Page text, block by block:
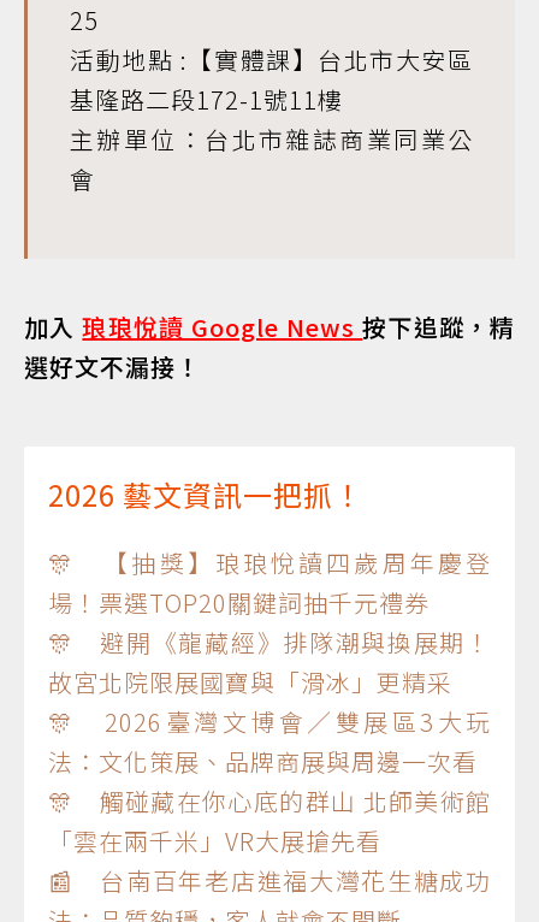
25
活動地點 :【實體課】台北市大安區
基隆路二段172-1號11樓
主辦單位：台北市雜誌商業同業公
會
加入琅琅悅讀 Google News按下追蹤，精
選好文不漏接！
2026 藝文資訊一把抓！
🎊 【抽獎】琅琅悅讀四歲周年慶登
場！票選TOP20關鍵詞抽千元禮券
🎊 避開《龍藏經》排隊潮與換展期！
故宮北院限展國寶與「滑冰」更精采
🎊 2026臺灣文博會／雙展區3大玩
法：文化策展、品牌商展與周邊一次看
🎊 觸碰藏在你心底的群山 北師美術館
「雲在兩千米」VR大展搶先看
📰 台南百年老店進福大灣花生糖成功